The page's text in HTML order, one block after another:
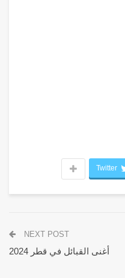
Twitter
NEXT POST
أغنى القبائل في قطر 2024